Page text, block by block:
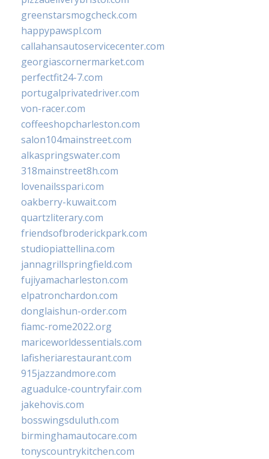
greenstarsmogcheck.com
happypawspl.com
callahansautoservicecenter.com
georgiascornermarket.com
perfectfit24-7.com
portugalprivatedriver.com
von-racer.com
coffeeshopcharleston.com
salon104mainstreet.com
alkaspringswater.com
318mainstreet8h.com
lovenailsspari.com
oakberry-kuwait.com
quartzliterary.com
friendsofbroderickpark.com
studiopiattellina.com
jannagrillspringfield.com
fujiyamacharleston.com
elpatronchardon.com
donglaishun-order.com
fiamc-rome2022.org
mariceworldessentials.com
lafisheriarestaurant.com
915jazzandmore.com
aguadulce-countryfair.com
jakehovis.com
bosswingsduluth.com
birminghamautocare.com
tonyscountrykitchen.com